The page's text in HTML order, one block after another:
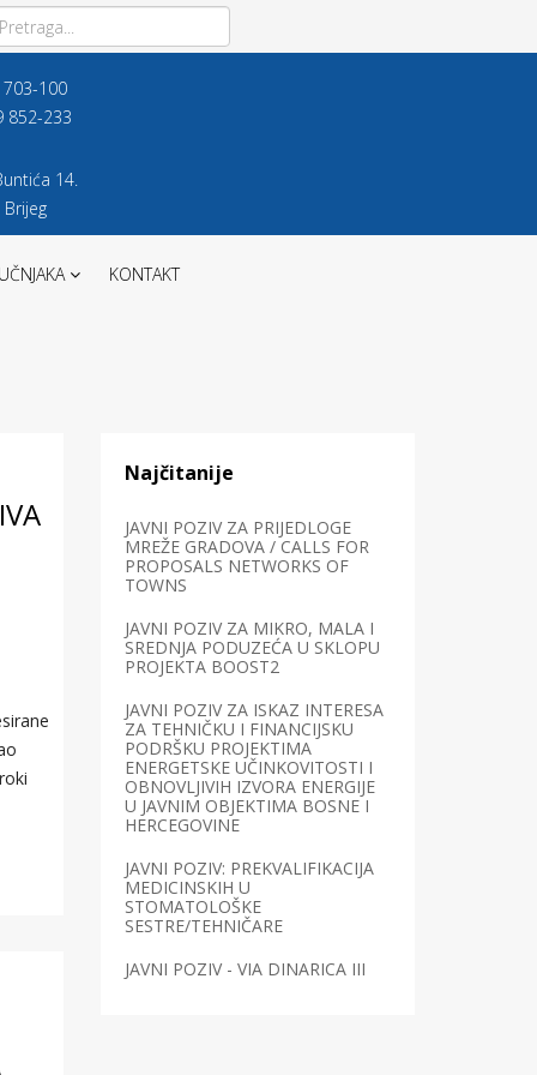
100
852-233
14.
KONTAKT
Najčitanije
JAVNI POZIV ZA PRIJEDLOGE
MREŽE GRADOVA / CALLS FOR
PROPOSALS NETWORKS OF
TOWNS
JAVNI POZIV ZA MIKRO, MALA I
SREDNJA PODUZEĆA U SKLOPU
PROJEKTA BOOST2
JAVNI POZIV ZA ISKAZ INTERESA
ZA TEHNIČKU I FINANCIJSKU
PODRŠKU PROJEKTIMA
ENERGETSKE UČINKOVITOSTI I
OBNOVLJIVIH IZVORA ENERGIJE
U JAVNIM OBJEKTIMA BOSNE I
HERCEGOVINE
JAVNI POZIV: PREKVALIFIKACIJA
MEDICINSKIH U
STOMATOLOŠKE
SESTRE/TEHNIČARE
JAVNI POZIV - VIA DINARICA III